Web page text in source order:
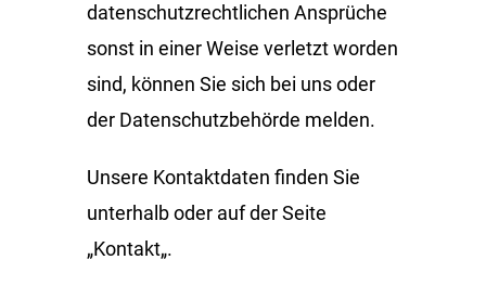
datenschutzrechtlichen Ansprüche
sonst in einer Weise verletzt worden
sind, können Sie sich bei uns oder
der Datenschutzbehörde melden.
Unsere Kontaktdaten finden Sie
unterhalb oder auf der Seite
„Kontakt„.